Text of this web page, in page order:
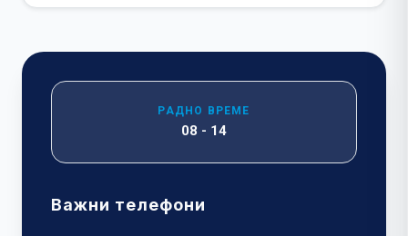
РАДНО ВРЕМЕ
08 - 14
Важни телефони